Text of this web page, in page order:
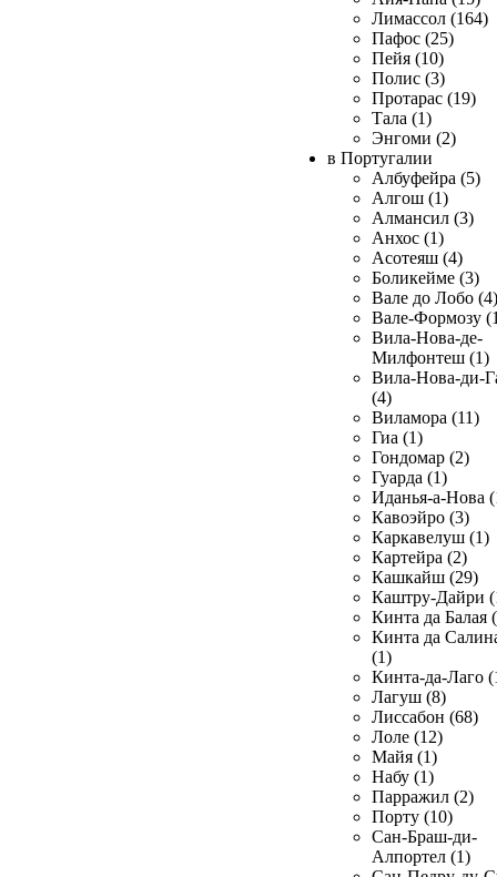
Лимассол (164)
Пафос (25)
Пейя (10)
Полис (3)
Протарас (19)
Тала (1)
Энгоми (2)
в Португалии
Албуфейра (5)
Алгош (1)
Алмансил (3)
Анхос (1)
Асотеяш (4)
Боликейме (3)
Вале до Лобо (4)
Вале-Формозу
Вила-Нова-де-
Милфонтеш (1)
Вила-Нова-ди-
(4)
Виламора (11)
Гиа (1)
Гондомар (2)
Гуарда (1)
Иданья-а-Нова
Кавоэйро (3)
Каркавелуш (1)
Картейра (2)
Кашкайш (29)
Каштру-Дайри
Кинта да Балая
Кинта да
(1)
Кинта-да-Лаго
Лагуш (8)
Лиссабон (68)
Лоле (12)
Майя (1)
Набу (1)
Парражил (2)
Порту (10)
Сан-Браш-ди-
Алпортел (1)